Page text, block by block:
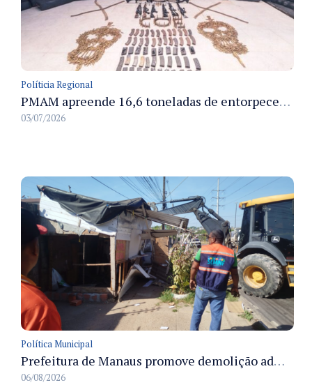
Políticia Regional
PMAM apreende 16,6 toneladas de entorpecentes e registra aumento nas prisões em flagrante e nas capturas de foragidos no primeiro semestre de 2026
03/07/2026
Política Municipal
Prefeitura de Manaus promove demolição administrativa de cinco estruturas que ocupavam calçada pública
06/08/2026